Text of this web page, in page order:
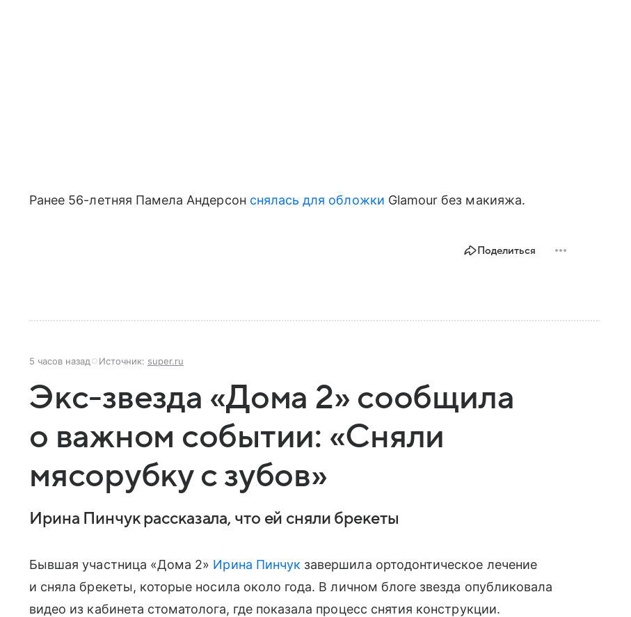
Ранее 56-летняя Памела Андерсон снялась для обложки Glamour без макияжа.
Поделиться
5 часов назад Источник: super.ru
Экс-звезда «Дома 2» сообщила
о важном событии: «Сняли
мясорубку с зубов»
Ирина Пинчук рассказала, что ей сняли брекеты
Бывшая участница «Дома 2» Ирина Пинчук завершила ортодонтическое лечение
и сняла брекеты, которые носила около года. В личном блоге звезда опубликовала
видео из кабинета стоматолога, где показала процесс снятия конструкции.